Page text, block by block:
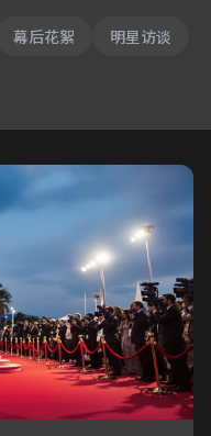
幕后花絮 明星访谈